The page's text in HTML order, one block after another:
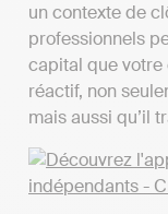
un contexte de
professionnels
capital que votre
réactif, non
mais aussi qu’il